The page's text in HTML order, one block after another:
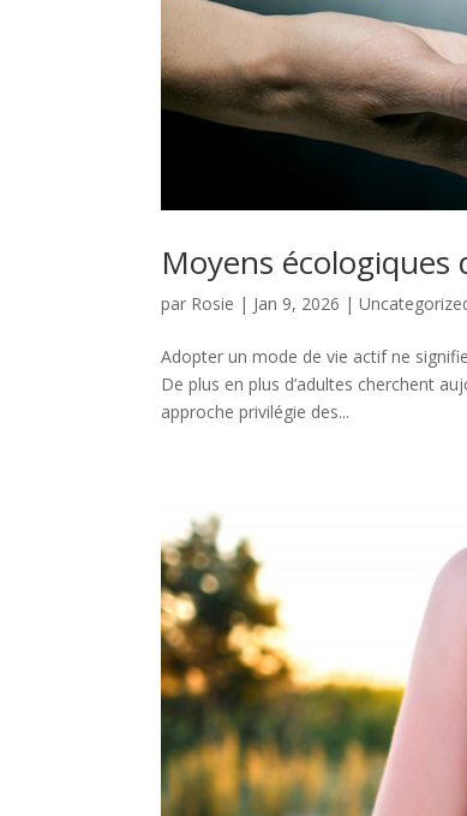
Moyens
par Rosie | Jan 9, 2026 |
Adopter un mode de vie actif ne
De plus en plus d’adultes cherchent
approche privilégie des...